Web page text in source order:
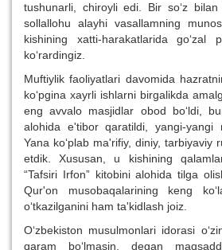
tushunarli, chiroyli edi. Bir so‘z bilan
sollallohu alayhi vasallamning
kishining xatti-harakatlarida go‘zal
ko‘rardingiz.
Muftiylik faoliyatlari davomida
ko‘pgina xayrli ishlarni birgalikda
eng avvalo masjidlar obod bo‘ldi,
alohida e'tibor qaratildi, yangi-yangi
Yana ko‘plab ma'rifiy, diniy, tarbiyaviy
etdik. Xususan, u kishining
“Tafsiri Irfon” kitobini alohida tilga
Qur'on musobaqalarining keng
o‘tkazilganini ham ta'kidlash joiz.
O‘zbekiston musulmonlari idorasi
qaram bo‘lmasin, degan